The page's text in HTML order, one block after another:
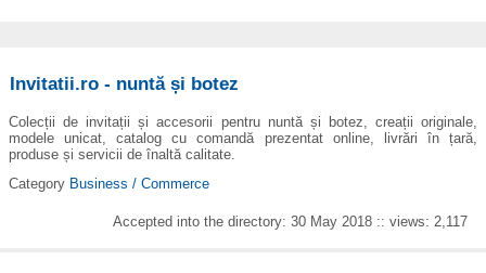
Invitatii.ro - nuntă și botez
Colecții de invitații și accesorii pentru nuntă și botez, creații originale,
modele unicat, catalog cu comandă prezentat online, livrări în țară,
produse și servicii de înaltă calitate.
Category Business / Commerce
Accepted into the directory: 30 May 2018 :: views: 2,117